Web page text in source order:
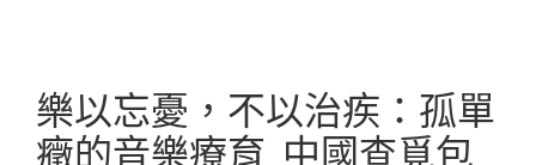
樂以忘憂，不以治疾：孤單
癥的音樂療育_中國查覓包